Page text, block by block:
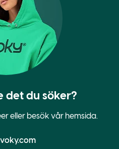
det du söker?
eller besök vår hemsida.